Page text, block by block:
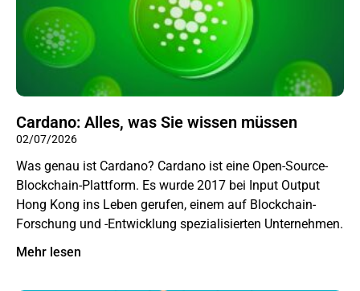
Cardano: Alles, was Sie wissen müssen
02/07/2026
Was genau ist Cardano? Cardano ist eine Open-Source-
Blockchain-Plattform. Es wurde 2017 bei Input Output
Hong Kong ins Leben gerufen, einem auf Blockchain-
Forschung und -Entwicklung spezialisierten Unternehmen.
Mehr lesen